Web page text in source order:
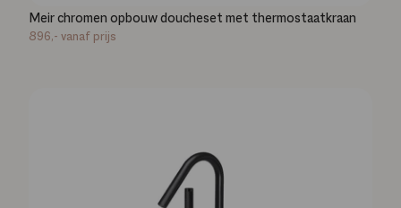
Meir chromen opbouw doucheset met thermostaatkraan
896,- vanaf prijs